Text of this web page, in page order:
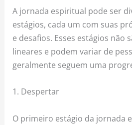
A jornada espiritual pode ser
estágios, cada um com suas
e desafios. Esses estágios não
lineares e podem variar de
geralmente seguem uma
1. Despertar
O primeiro estágio da jornada